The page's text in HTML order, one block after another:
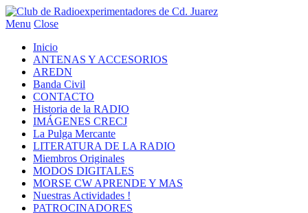
Menu Close
Inicio
ANTENAS Y ACCESORIOS
AREDN
Banda Civil
CONTACTO
Historia de la RADIO
IMÁGENES CRECJ
La Pulga Mercante
LITERATURA DE LA RADIO
Miembros Originales
MODOS DIGITALES
MORSE CW APRENDE Y MAS
Nuestras Actividades !
PATROCINADORES